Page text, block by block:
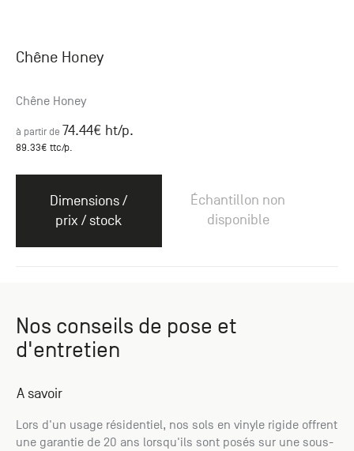
Chêne Honey
Chêne Honey
à partir de 74.44€ ht/p.
89.33€ ttc/p.
Dimensions /
prix / stock
Échantillon non
disponible
Nos conseils de pose et
d'entretien
A savoir
Lors d'un usage résidentiel, nos sols en vinyle rigide offrent
une garantie de 20 ans lorsqu'ils sont posés sur une sous-